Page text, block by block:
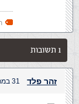
1 תשובות
זהר פלד 31 במרץ, 2005 בשעה 10:49 am